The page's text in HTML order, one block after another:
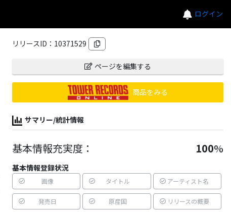
ログイン
リリースID： 10371529
ページを編集する
商品をみる
サマリー/統計情報
基本情報充実度： 100%
基本情報登録状況
画像 タイトル アーティスト名
発売日 原産国 リリースの概要